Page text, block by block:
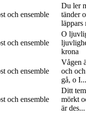
och ensemble
Du ler
tänder
läppars
och ensemble
O
krona
och ensemble
Vågen
och
gå, o I...
och ensemble
Ditt
mörkt
är des...